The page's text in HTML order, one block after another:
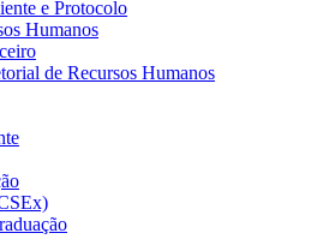
e Protocolo
Humanos
de Recursos Humanos